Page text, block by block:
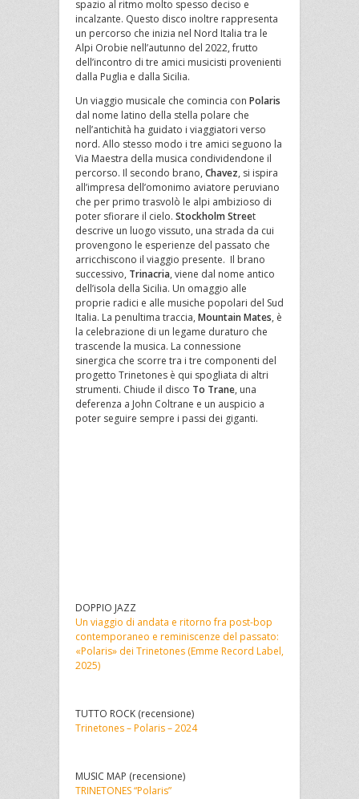
spazio al ritmo molto spesso deciso e
incalzante. Questo disco inoltre rappresenta
un percorso che inizia nel Nord Italia tra le
Alpi Orobie nell’autunno del 2022, frutto
dell’incontro di tre amici musicisti provenienti
dalla Puglia e dalla Sicilia.
Un viaggio musicale che comincia con Polaris
dal nome latino della stella polare che
nell’antichità ha guidato i viaggiatori verso
nord. Allo stesso modo i tre amici seguono la
Via Maestra della musica condividendone il
percorso. Il secondo brano, Chavez, si ispira
all’impresa dell’omonimo aviatore peruviano
che per primo trasvolò le alpi ambizioso di
poter sfiorare il cielo. Stockholm Street
descrive un luogo vissuto, una strada da cui
provengono le esperienze del passato che
arricchiscono il viaggio presente. Il brano
successivo, Trinacria, viene dal nome antico
dell’isola della Sicilia. Un omaggio alle
proprie radici e alle musiche popolari del Sud
Italia. La penultima traccia, Mountain Mates, è
la celebrazione di un legame duraturo che
trascende la musica. La connessione
sinergica che scorre tra i tre componenti del
progetto Trinetones è qui spogliata di altri
strumenti. Chiude il disco To Trane, una
deferenza a John Coltrane e un auspicio a
poter seguire sempre i passi dei giganti.
DOPPIO JAZZ
Un viaggio di andata e ritorno fra post-bop
contemporaneo e reminiscenze del passato:
«Polaris» dei Trinetones (Emme Record Label,
2025)
TUTTO ROCK (recensione)
Trinetones – Polaris – 2024
MUSIC MAP (recensione)
TRINETONES “Polaris”